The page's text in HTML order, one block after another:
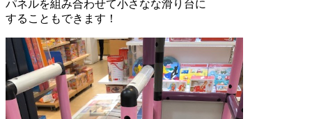
パネルを組み合わせて小さなな滑り台に
することもできます！